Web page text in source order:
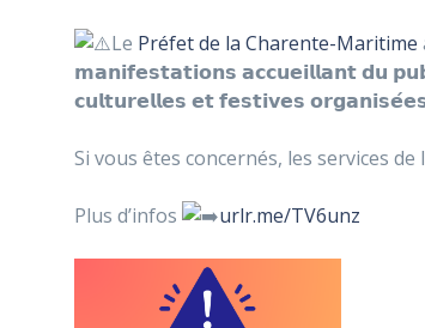
Le Préfet de la Charente-Maritime
𝗺𝗮𝗻𝗶𝗳𝗲𝘀𝘁𝗮𝘁𝗶𝗼𝗻𝘀 𝗮𝗰𝗰𝘂𝗲𝗶𝗹𝗹𝗮𝗻𝘁 𝗱𝘂
𝗰𝘂𝗹𝘁𝘂𝗿𝗲𝗹𝗹𝗲𝘀 𝗲𝘁 𝗳𝗲𝘀𝘁𝗶𝘃𝗲𝘀
Si vous êtes concernés, les services
Plus d’infos urlr.me/TV6unz